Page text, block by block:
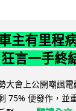
主有里程
言一手終
大會上公開嘲諷
75% 便發作，並